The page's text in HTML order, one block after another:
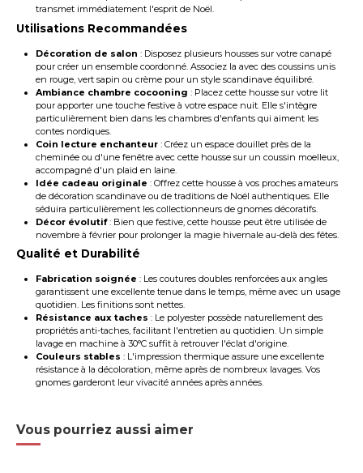
transmet immédiatement l'esprit de Noël.
Utilisations Recommandées
Décoration de salon : Disposez plusieurs housses sur votre canapé
pour créer un ensemble coordonné. Associez la avec des coussins unis
en rouge, vert sapin ou crème pour un style scandinave équilibré.
Ambiance chambre cocooning : Placez cette housse sur votre lit
pour apporter une touche festive à votre espace nuit. Elle s'intègre
particulièrement bien dans les chambres d'enfants qui aiment les
contes nordiques.
Coin lecture enchanteur : Créez un espace douillet près de la
cheminée ou d'une fenêtre avec cette housse sur un coussin moelleux,
accompagné d'un plaid en laine.
Idée cadeau originale : Offrez cette housse à vos proches amateurs
de décoration scandinave ou de traditions de Noël authentiques. Elle
séduira particulièrement les collectionneurs de gnomes décoratifs.
Décor évolutif: Bien que festive, cette housse peut être utilisée de
novembre à février pour prolonger la magie hivernale au-delà des fêtes.
Qualité et Durabilité
Fabrication soignée : Les coutures doubles renforcées aux angles
garantissent une excellente tenue dans le temps, même avec un usage
quotidien. Les finitions sont nettes.
Résistance aux taches : Le polyester possède naturellement des
propriétés anti-taches, facilitant l'entretien au quotidien. Un simple
lavage en machine à 30°C suffit à retrouver l'éclat d'origine.
Couleurs stables : L'impression thermique assure une excellente
résistance à la décoloration, même après de nombreux lavages. Vos
gnomes garderont leur vivacité années après années.
Vous pourriez aussi aimer